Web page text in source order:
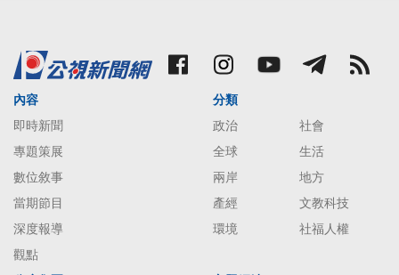
內容
即時新聞
專題策展
數位敘事
當期節目
深度報導
觀點
分類
政治
社會
全球
生活
兩岸
地方
產經
文教科技
環境
社福人權